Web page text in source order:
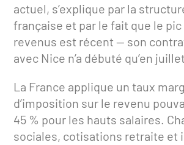
actuel, s’explique par la
française et par le fait que le pic
revenus est récent — son
avec Nice n’a débuté qu’en
La France applique un taux
d’imposition sur le revenu
45 % pour les hauts salaires.
sociales, cotisations retraite et